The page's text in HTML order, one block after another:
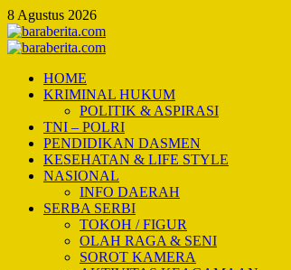
Skip
to
content
8 Agustus 2026
Primary
HOME
KRIMINAL HUKUM
POLITIK & ASPIRASI
TNI – POLRI
PENDIDIKAN DASMEN
KESEHATAN & LIFE STYLE
NASIONAL
INFO DAERAH
SERBA SERBI
TOKOH / FIGUR
OLAH RAGA & SENI
SOROT KAMERA